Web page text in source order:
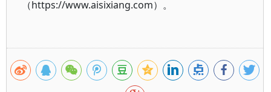
（https://www.aisixiang.com）。